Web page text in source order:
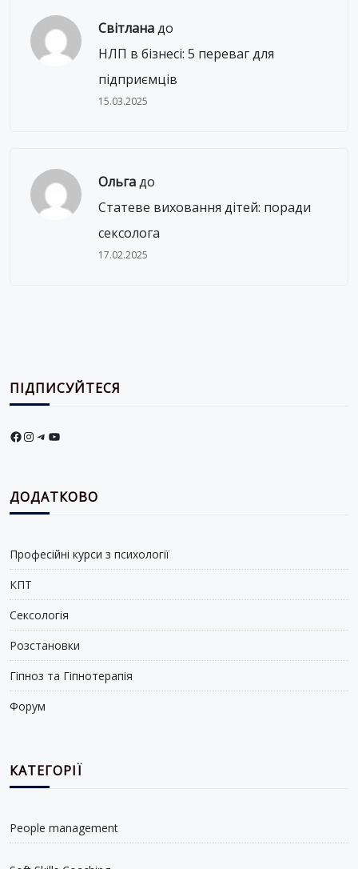
Світланадо
НЛП в бізнесі: 5 переваг для
підприємців
15.03.2025
Ольгадо
Статеве виховання дітей: поради
сексолога
17.02.2025
ПІДПИСУЙТЕСЯ
Facebook
Instagram
Telegram
YouTube
ДОДАТКОВО
Професійні курси з психології
КПТ
Сексологія
Розстановки
Гіпноз та Гіпнотерапія
Форум
КАТЕГОРІЇ
People management